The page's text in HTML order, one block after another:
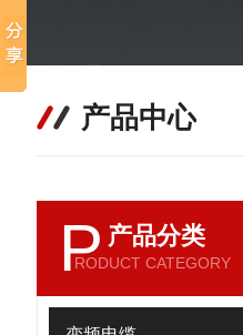
产品中心
P 产品分类
RODUCT CATEGORY